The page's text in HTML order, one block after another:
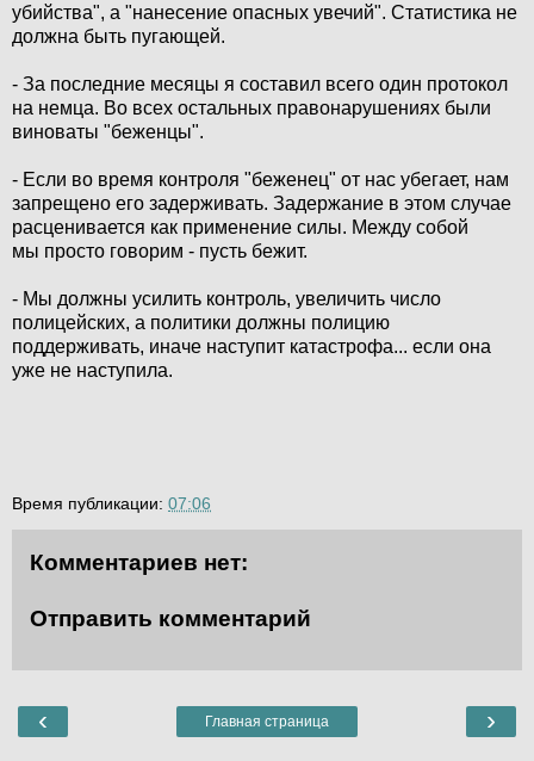
убийства", а "нанесение опасных увечий". Статистика не
должна быть пугающей.
- За последние месяцы я составил всего один протокол
на немца. Во всех остальных правонарушениях были
виноваты "беженцы".
- Если во время контроля "беженец" от нас убегает, нам
запрещено его задерживать. Задержание в этом случае
расценивается как применение силы. Между собой
мы просто говорим - пусть бежит.
- Мы должны усилить контроль, увеличить число
полицейских, а политики должны полицию
поддерживать, иначе наступит катастрофа... если она
уже не наступила.
Время публикации: 07:06
Комментариев нет:
Отправить комментарий
‹ ›
Главная страница